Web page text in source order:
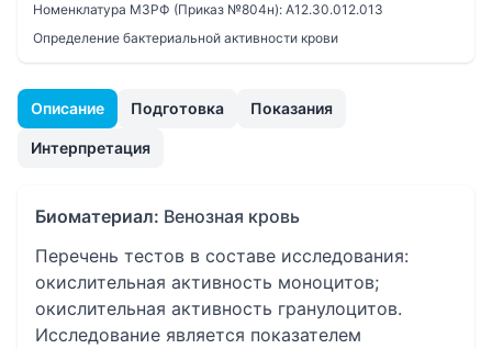
Описание Подготовка Показания
Интерпретация
Биоматериал: Венозная кровь
Перечень тестов в составе исследования:
окислительная активность моноцитов;
окислительная активность гранулоцитов.
Исследование является показателем
Номенклатура МЗРФ (Приказ №804н): A12.30.012.013
Определение бактериальной активности крови